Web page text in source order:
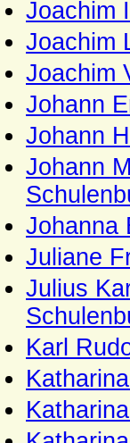
Joachim
Joachim
Joachim
Johann
Johann
Johann
Johanna
Juliane
Julius
Karl